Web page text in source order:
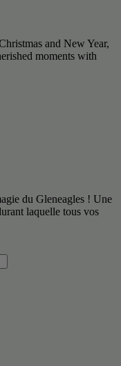
and New Year,
moments with
du Gleneagles ! Une
laquelle tous vos